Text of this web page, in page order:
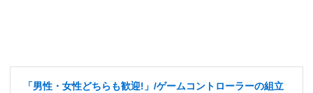
「男性・女性どちらも歓迎!」/ゲームコントローラーの組立